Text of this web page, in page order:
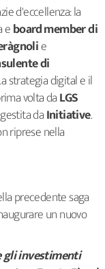
d'eccellenza: la
eboard member di
e
di
strategia digital e il
volta daLGS
daInitiative.
riprese nella
precedente saga
un nuovo
gli investimenti